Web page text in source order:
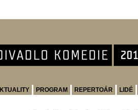
PROGRAM REPERTOÁR
LIDÉ